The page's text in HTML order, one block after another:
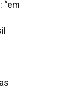
“em